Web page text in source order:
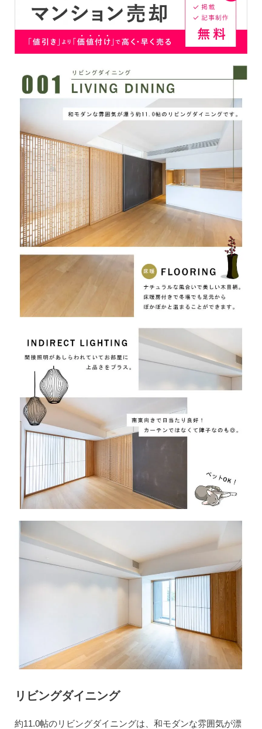
リビングダイニング
約11.0帖のリビングダイニングは、和モダンな雰囲気が漂